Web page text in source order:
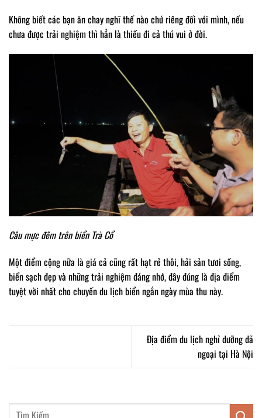
Không biết các bạn ăn chay nghĩ thế nào chứ riêng đối với mình, nếu
chưa được trải nghiệm thì hẳn là thiếu đi cả thú vui ở đời.
Câu mực đêm trên biển Trà Cổ
Một điểm cộng nữa là giá cả cũng rất hạt rẻ thôi, hải sản tươi sống,
biển sạch đẹp và những trải nghiệm đáng nhớ, đây đúng là địa điểm
tuyệt vời nhất cho chuyến du lịch biển ngắn ngày mùa thu này.
Địa điểm du lịch nghỉ dưỡng dã
ngoại tại Hà Nội